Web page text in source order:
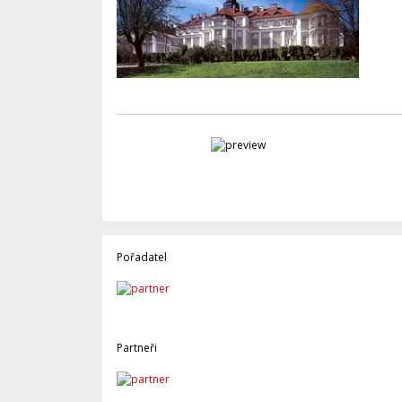
Pořadatel
Partneři